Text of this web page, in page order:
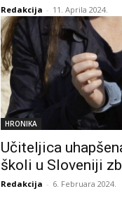
Redakcija - 11. Aprila 2024.
HRONIKA
Učiteljica
školi u Sloveniji
Redakcija - 6. Februara 2024.